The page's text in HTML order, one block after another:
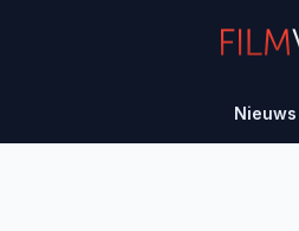
Nieuws